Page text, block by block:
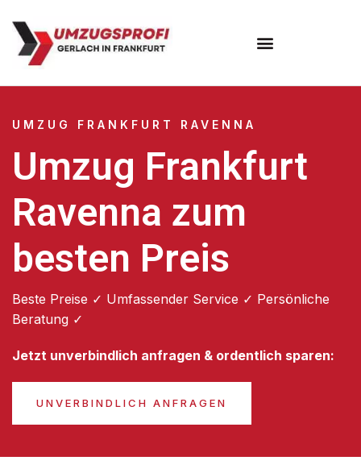
UMZUG FRANKFURT RAVENNA
Umzug Frankfurt
Ravenna zum
besten Preis
Beste Preise ✓ Umfassender Service ✓ Persönliche
Beratung ✓
Jetzt unverbindlich anfragen & ordentlich sparen:
UNVERBINDLICH ANFRAGEN